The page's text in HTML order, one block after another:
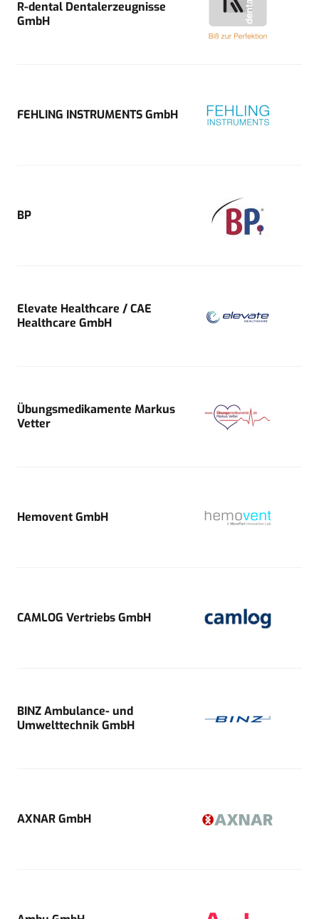
R-dental Dentalerzeugnisse
GmbH
FEHLING INSTRUMENTS GmbH
BP
Elevate Healthcare / CAE
Healthcare GmbH
Übungsmedikamente Markus
Vetter
Hemovent GmbH
CAMLOG Vertriebs GmbH
BINZ Ambulance- und
Umwelttechnik GmbH
AXNAR GmbH